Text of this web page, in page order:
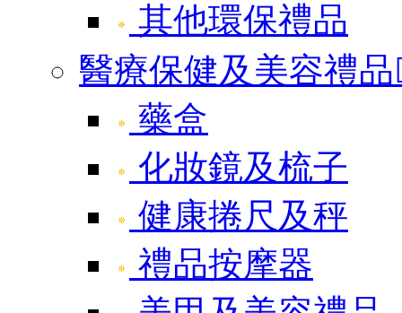
其他環保禮品
醫療保健及美容禮品
藥盒
化妝鏡及梳子
健康捲尺及秤
禮品按摩器